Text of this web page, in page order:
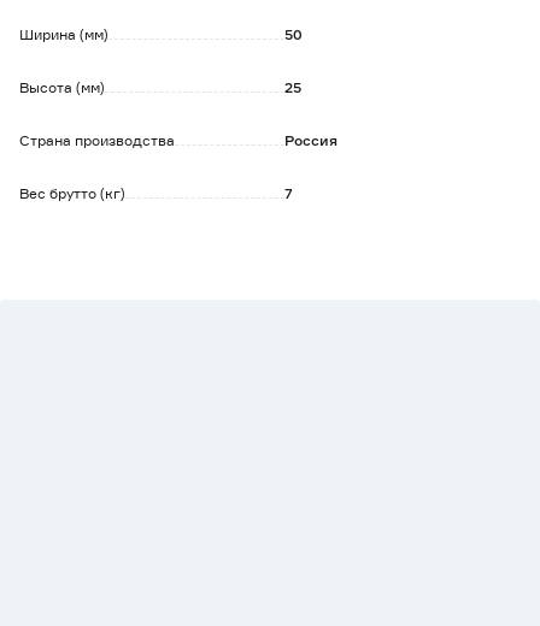
Ширина (мм) 50
Высота (мм) 25
Страна производства Россия
Вес брутто (кг) 7